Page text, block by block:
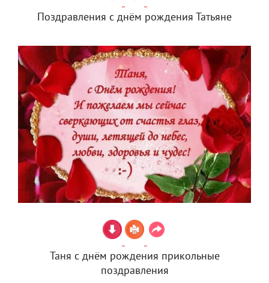
Поздравления с днём рождения Татьяне
Таня с днём рождения прикольные
поздравления